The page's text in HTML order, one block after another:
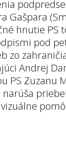
Gašpara
hnutie PS
pod
zo
Andrej
PS Zuzanu
narúša